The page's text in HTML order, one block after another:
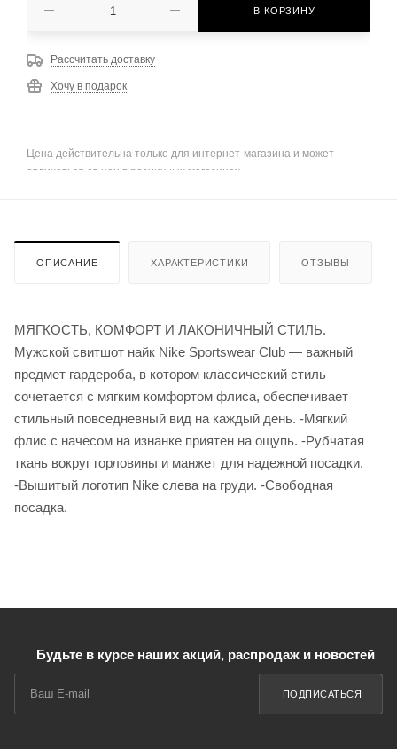
В КОРЗИНУ
Рассчитать доставку
Хочу в подарок
Цена действительна только для интернет-магазина и может
отличаться от цен в розничных магазинах
ОПИСАНИЕ ХАРАКТЕРИСТИКИ ОТЗЫВЫ
МЯГКОСТЬ, КОМФОРТ И ЛАКОНИЧНЫЙ СТИЛЬ.
Мужской свитшот найк Nike Sportswear Club — важный
предмет гардероба, в котором классический стиль
сочетается с мягким комфортом флиса, обеспечивает
стильный повседневный вид на каждый день. -Мягкий
флис с начесом на изнанке приятен на ощупь. -Рубчатая
ткань вокруг горловины и манжет для надежной посадки.
-Вышитый логотип Nike слева на груди. -Свободная
посадка.
Будьте в курсе наших акций, распродаж и новостей
ПОДПИСАТЬСЯ